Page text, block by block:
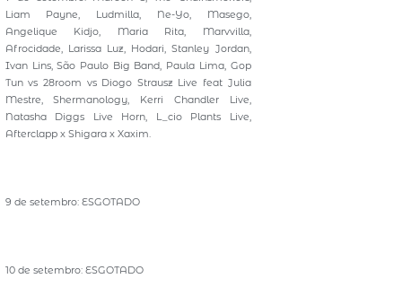
Liam Payne, Ludmilla, Ne-Yo, Masego,
Angelique Kidjo, Maria Rita, Marvvilla,
Afrocidade, Larissa Luz, Hodari, Stanley Jordan,
Ivan Lins, São Paulo Big Band, Paula Lima, Gop
Tun vs 28room vs Diogo Strausz Live feat Julia
Mestre, Shermanology, Kerri Chandler Live,
Natasha Diggs Live Horn, L_cio Plants Live,
Afterclapp x Shigara x Xaxim.
9 de setembro: ESGOTADO
10 de setembro: ESGOTADO